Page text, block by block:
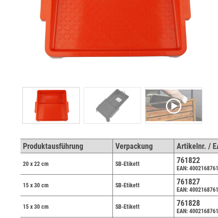
Produktausführung Verpackung Artikelnr. /
20 x 22 cm SB-Etikett 761822
EAN:
15 x 30 cm SB-Etikett 761827
EAN:
15 x 30 cm SB-Etikett 761828
EAN: